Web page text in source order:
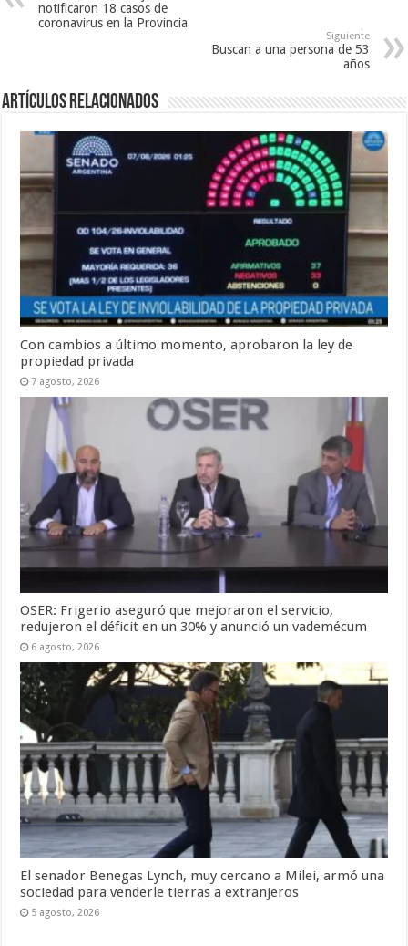
notificaron 18 casos de
coronavirus en la Provincia
Siguiente
Buscan a una persona de 53
años
Artículos Relacionados
Con cambios a último momento, aprobaron la ley de
propiedad privada
7 agosto, 2026
OSER: Frigerio aseguró que mejoraron el servicio,
redujeron el déficit en un 30% y anunció un vademécum
6 agosto, 2026
El senador Benegas Lynch, muy cercano a Milei, armó una
sociedad para venderle tierras a extranjeros
5 agosto, 2026